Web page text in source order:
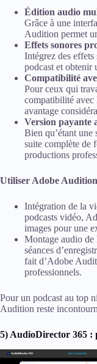
Édition audio
Grâce à une
Audition permet
Effets sonores
Intégrez des
podcast et obtenir
Compatibilité
Pour ceux qui
compatibilité
avantage
Version payante
Bien qu’étant
suite complète de
productions
Utiliser Adobe
Intégration de la
podcasts vidéo,
images pour une
Montage audio de
séances
fait d’Adobe
professionnels.
Pour un podcast au top
Audition reste
5) AudioDirector 365 :